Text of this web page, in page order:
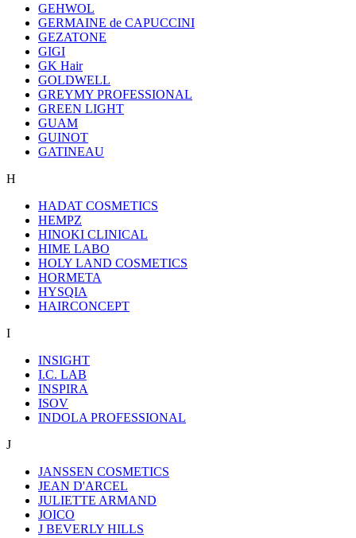
GEHWOL
GERMAINE de CAPUCCINI
GEZATONE
GIGI
GK Hair
GOLDWELL
GREYMY PROFESSIONAL
GREEN LIGHT
GUAM
GUINOT
GATINEAU
H
HADAT COSMETICS
HEMPZ
HINOKI CLINICAL
HIME LABO
HOLY LAND COSMETICS
HORMETA
HYSQIA
HAIRCONCEPT
I
INSIGHT
I.C. LAB
INSPIRA
ISOV
INDOLA PROFESSIONAL
J
JANSSEN COSMETICS
JEAN D'ARCEL
JULIETTE ARMAND
JOICO
J BEVERLY HILLS